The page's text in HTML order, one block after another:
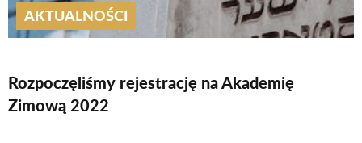
AKTUALNOŚCI
Rozpoczęliśmy rejestrację na Akademię
Zimową 2022